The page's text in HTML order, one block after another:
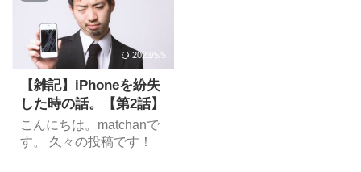
2023/5/5
【雑記】iPhoneを紛失
した時の話。【第2話】
こんにちは。matchanで
す。 久々の投稿です！